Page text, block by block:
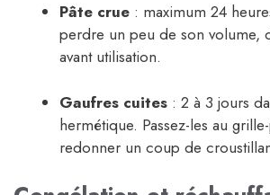
Pâte crue : maximum 24
perdre un peu de son volume,
avant utilisation.
Gaufres cuites : 2 à 3 jours
hermétique. Passez-les au
redonner un coup de